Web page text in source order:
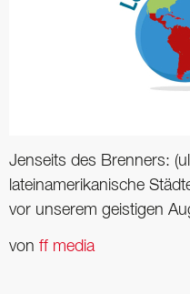
Jenseits des Brenners:
lateinamerikanische
vor unserem geistigen
von ff media